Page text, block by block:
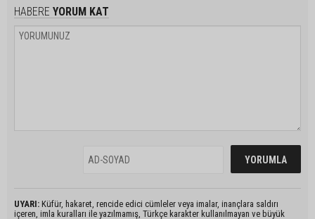
HABERE YORUM KAT
UYARI: Küfür, hakaret, rencide edici cümleler veya imalar, inançlara saldırı
içeren, imla kuralları ile yazılmamış, Türkçe karakter kullanılmayan ve büyük